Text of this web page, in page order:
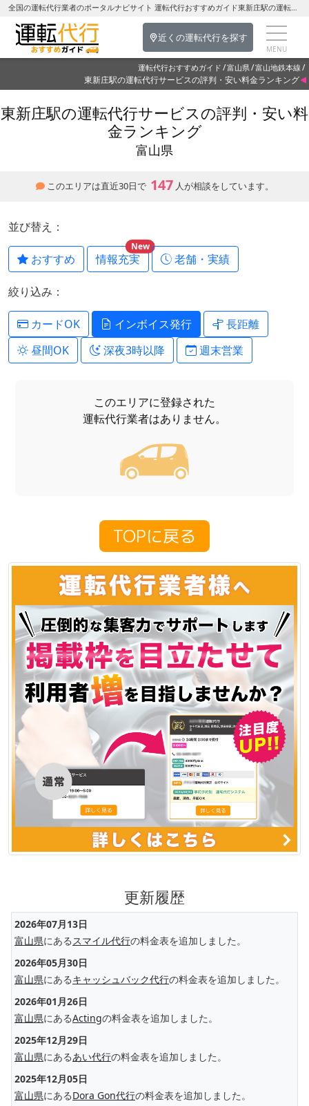
全国の運転代行業者のポータルナビサイト 運転代行おすすめガイド東新庄駅の運転代行を探す-富山県の運転代行
近くの運転代行を探す
運転代行おすすめガイド 富山県 富山地鉄本線
東新庄駅の運転代行サービスの評判・安い料金ランキング
東新庄駅の運転代行サービスの評判・安い料
金ランキング
富山県
このエリアは直近30日で 147 人が相談をしています。
並び替え：
おすすめ 情報充実
New
老舗・実績
絞り込み：
カードOK インボイス発行
長距離
昼間OK
深夜3時以降 週末営業
このエリアに登録された
運転代行業者はありません。
TOPに戻る
更新履歴
2026年07月13日
富山県にある スマイル代行の料金表を追加しました。
2026年05月30日
富山県にあるキャッシュバック代行の料金表を追加しました。
2026年01月26日
富山県にあるActingの料金表を追加しました。
2025年12月29日
富山県にあるあい代行の料金表を追加しました。
2025年12月05日
富山県にあるDora Gon代行の料金表を追加しました。